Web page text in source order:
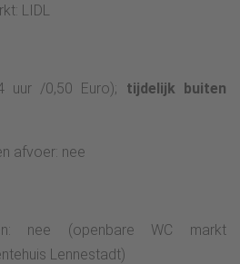
LIDL
uur /0,50 Euro); tijdelijk buiten
afvoer: nee
nee (openbare WC markt
Lennestadt)